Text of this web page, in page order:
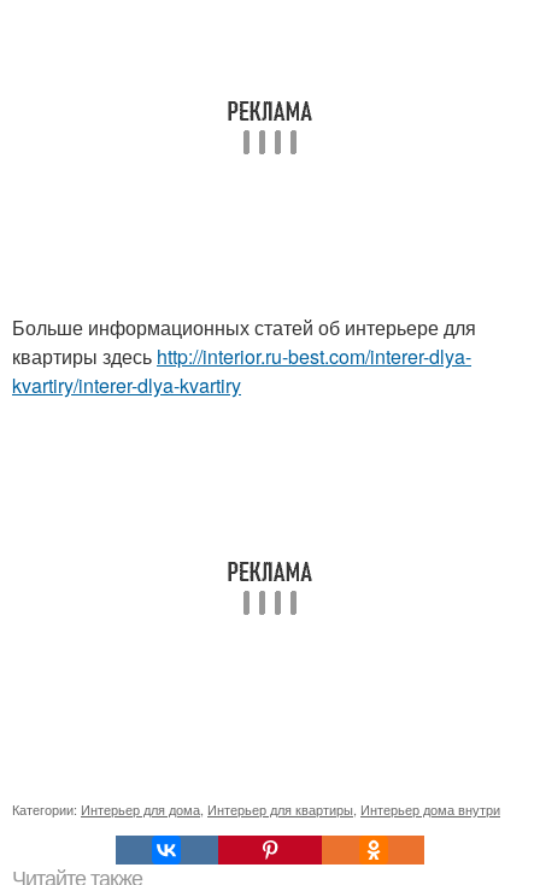
Больше информационных статей об интерьере для
квартиры здесь http://interior.ru-best.com/interer-dlya-
kvartiry/interer-dlya-kvartiry
Категории: Интерьер для дома Интерьер для квартиры Интерьер дома внутри
Читайте также